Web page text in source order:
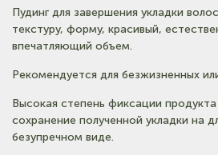
Пудинг для завершения укладки
текстуру, форму, красивый,
впечатляющий объем.
Рекомендуется для безжизненных
Высокая степень фиксации продукта
сохранение полученной укладки на
безупречном виде.